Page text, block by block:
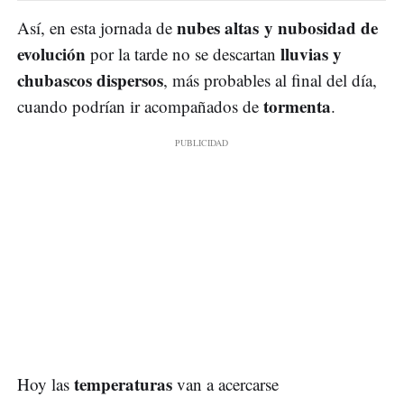
Así, en esta jornada de nubes altas y nubosidad de
evolución por la tarde no se descartan lluvias y
chubascos dispersos, más probables al final del día,
cuando podrían ir acompañados de tormenta.
Hoy las temperaturas van a acercarse